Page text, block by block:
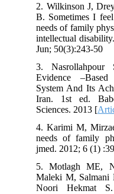
2. Wilkinson J,
B. Sometimes I
needs of family
intellectual
Jun; 50(3):243-50
3.
Evidence
System And Its
Iran. 1st ed.
Sciences. 2013 [
4. Karimi M,
needs of family
jmed. 2012; 6 (1)
5. Motlagh ME,
Maleki M,
Noori Hekmat